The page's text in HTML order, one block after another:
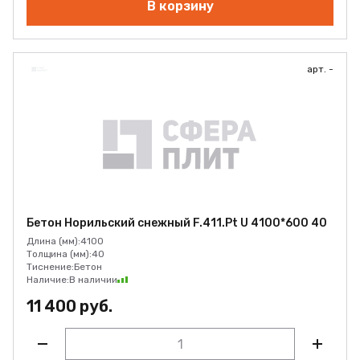
В корзину
арт. -
Бетон Норильский снежный F.411.Pt U 4100*600 40
Длина (мм):4100
Толщина (мм):40
Тиснение:Бетон
Наличие:В наличии
11 400 руб.